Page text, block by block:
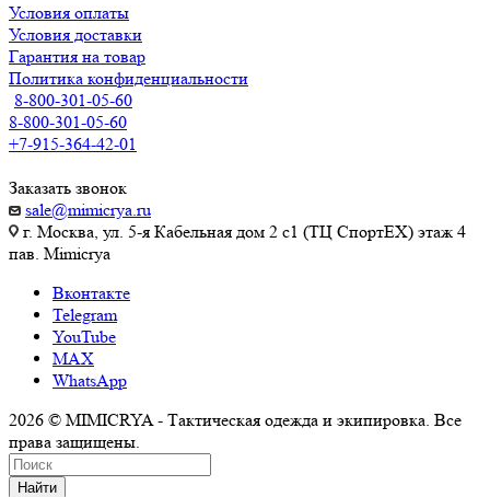
Условия оплаты
Условия доставки
Гарантия на товар
Политика конфиденциальности
8-800-301-05-60
8-800-301-05-60
+7-915-364-42-01
Заказать звонок
sale@mimicrya.ru
г. Москва, ул. 5-я Кабельная дом 2 с1 (ТЦ СпортEX) этаж 4
пав. Mimicrya
Вконтакте
Telegram
YouTube
MAX
WhatsApp
2026 © MIMICRYA - Тактическая одежда и экипировка. Все
права защищены.
Найти